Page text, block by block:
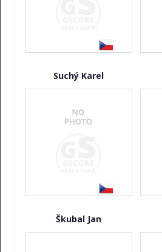
Suchý Karel
Škubal Jan